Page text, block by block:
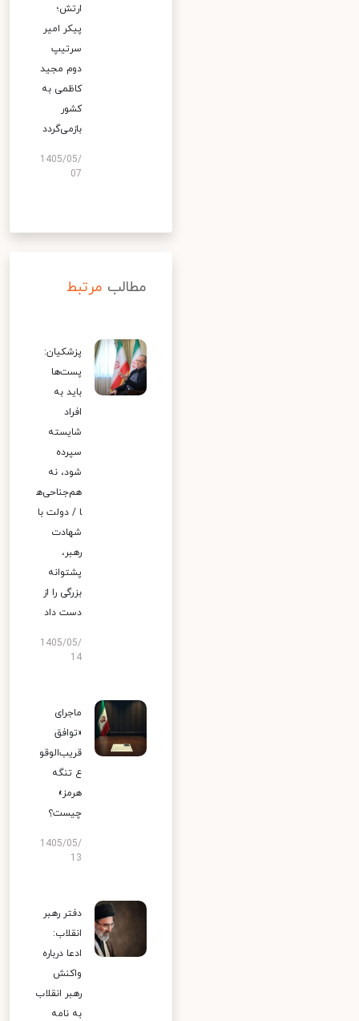
ارتش؛
پیکر امیر
سرتیپ
دوم مجید
کاظمی به
کشور
بازمی‌گردد
1405/05/
07
مطالب مرتبط
پزشکیان:
پست‌ها
باید به
افراد
شایسته
سپرده
شود، نه
هم‌جناحی‌ه
ا / دولت با
شهادت
رهبر،
پشتوانه
بزرگی را از
دست داد
1405/05/
14
ماجرای
«توافق
قریب‌الوقو
ع تنگه
هرمز»
چیست؟
1405/05/
13
دفتر رهبر
انقلاب:
ادعا درباره
واکنش
رهبر انقلاب
به نامه